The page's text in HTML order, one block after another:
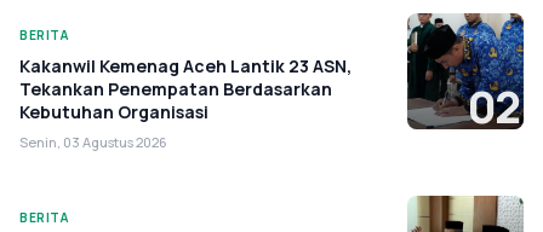
BERITA
Kakanwil Kemenag Aceh Lantik 23 ASN,
Tekankan Penempatan Berdasarkan
Kebutuhan Organisasi
Senin, 03 Agustus 2026
02
BERITA